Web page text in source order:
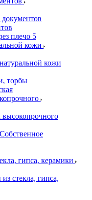
плечо 5
кожи
кожи
торбы
гипса, керамики
стекла, гипса,